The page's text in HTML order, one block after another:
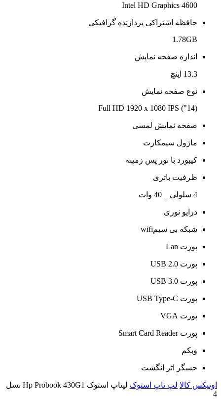
Intel HD Graphics 4600
حافظه اشتراکی پردازنده گرافیکی
1.78GB
اندازه صفحه نمایش
13.3 اینچ
نوع صفحه نمایش
(14") Full HD 1920 x 1080 IPS
صفحه نمایش لمسی
ماژول سیمکارت
کیبورد با نور پس زمینه
ظرفیت باتری
4 سلولی _ 40 وات
درایو نوری
شبکه بی سیمwifi
پورت Lan
پورت USB 2.0
پورت USB 3.0
پورت USB Type-C
پورت VGA
پورت Smart Card Reader
وبکم
حسگر اثر انگشت
اونیکس کالا لپ تاپ استوک
لپتاپ استوک Hp Probook 430G1 نسل
4